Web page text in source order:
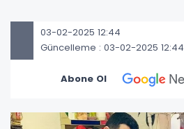
03-02-2025 12:44
Güncelleme : 03-02-2025 12:44
Abone Ol